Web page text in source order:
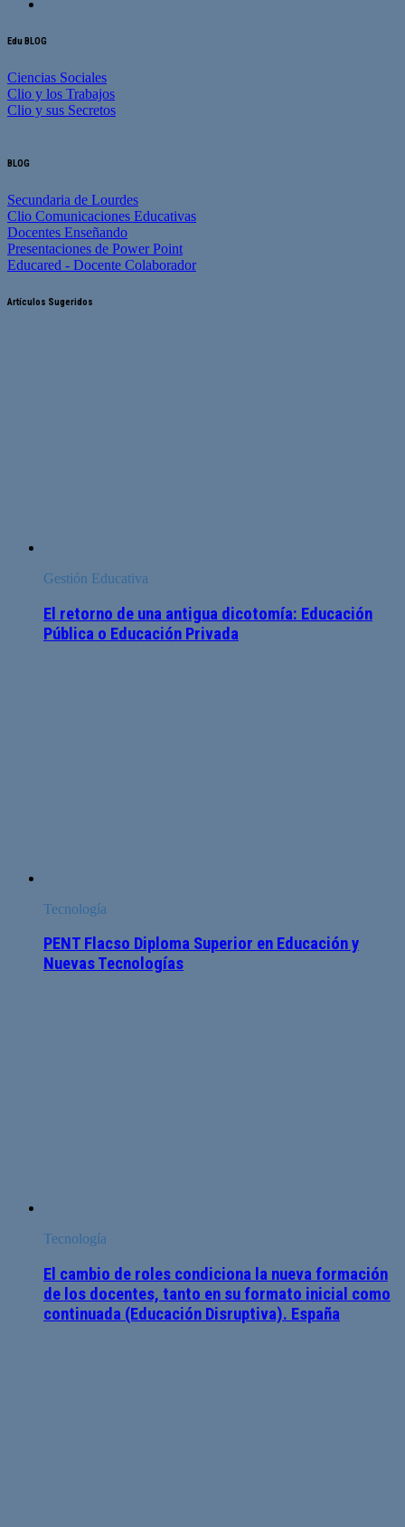
Edu BLOG
Ciencias Sociales
Clio y los Trabajos
Clio y sus Secretos
BLOG
Secundaria de Lourdes
Clio Comunicaciones Educativas
Docentes Enseñando
Presentaciones de Power Point
Educared - Docente Colaborador
Artículos Sugeridos
Gestión Educativa
El retorno de una antigua dicotomía: Educación
Pública o Educación Privada
Tecnología
PENT Flacso Diploma Superior en Educación y
Nuevas Tecnologías
Tecnología
El cambio de roles condiciona la nueva formación
de los docentes, tanto en su formato inicial como
continuada (Educación Disruptiva). España